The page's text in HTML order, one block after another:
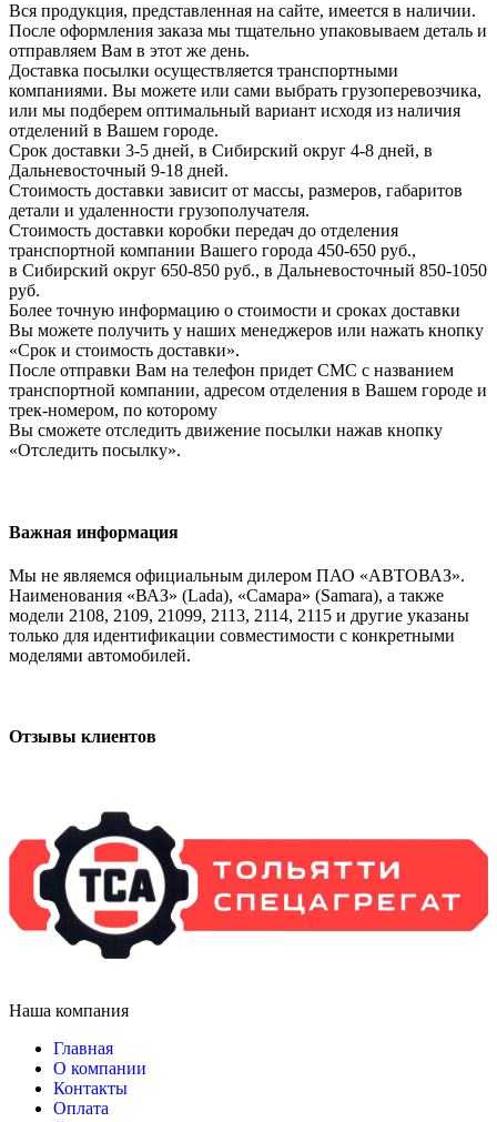
Вся продукция, представленная на сайте, имеется в наличии.
После оформления заказа мы тщательно упаковываем деталь и
отправляем Вам в этот же день.
Доставка посылки осуществляется транспортными
компаниями. Вы можете или сами выбрать грузоперевозчика,
или мы подберем оптимальный вариант исходя из наличия
отделений в Вашем городе.
Срок доставки 3-5 дней, в Сибирский округ 4-8 дней, в
Дальневосточный 9-18 дней.
Стоимость доставки зависит от массы, размеров, габаритов
детали и удаленности грузополучателя.
Стоимость доставки коробки передач до отделения
транспортной компании Вашего города 450-650 руб.,
в Сибирский округ 650-850 руб., в Дальневосточный 850-1050
руб.
Более точную информацию о стоимости и сроках доставки
Вы можете получить у наших менеджеров или нажать кнопку
«Срок и стоимость доставки».
После отправки Вам на телефон придет СМС с названием
транспортной компании, адресом отделения в Вашем городе и
трек-номером, по которому
Вы сможете отследить движение посылки нажав кнопку
«Отследить посылку».
Важная информация
Мы не являемся официальным дилером ПАО «АВТОВАЗ».
Наименования «ВАЗ» (Lada), «Самара» (Samara), а также
модели 2108, 2109, 21099, 2113, 2114, 2115 и другие указаны
только для идентификации совместимости с конкретными
моделями автомобилей.
Отзывы клиентов
Наша компания
Главная
О компании
Контакты
Оплата